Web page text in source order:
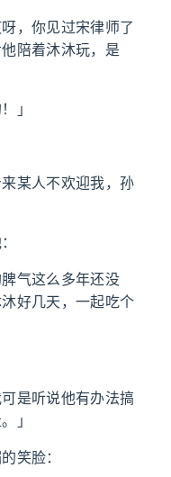
，你见过宋律师了
陪着沐沐玩，是
」
某人不欢迎我，孙
气这么多年还没
好几天，一起吃个
是听说他有办法搞
」
笑脸：